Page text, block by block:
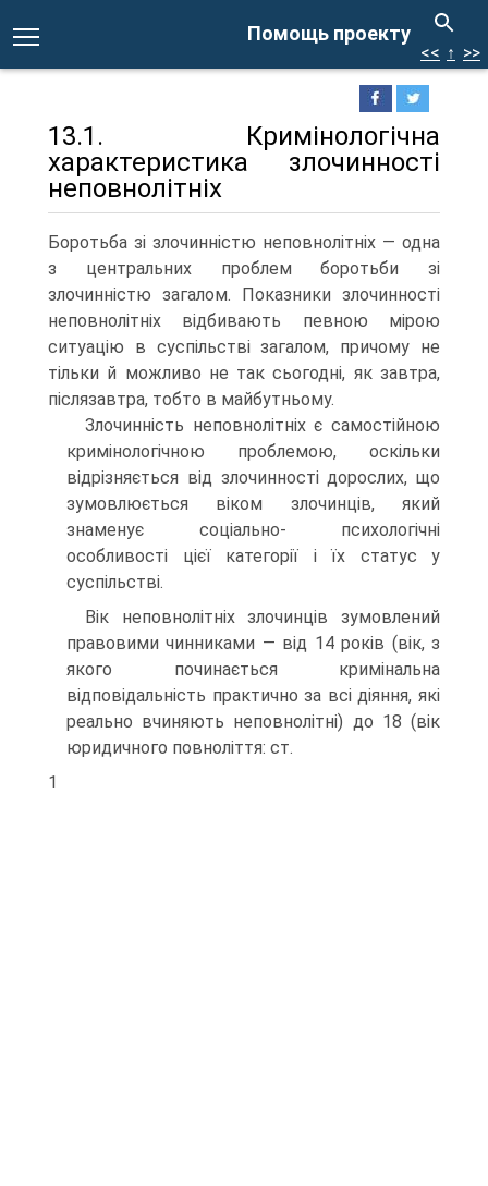
Помощь проекту
<< ↑ >>
13.1. Кримінологічна
характеристика злочинності
неповнолітніх
Боротьба зі злочинністю неповнолітніх — одна
з центральних проблем боротьби зі
злочинністю загалом. Показники злочинності
неповнолітніх відбивають певною мірою
ситуацію в суспільстві загалом, причому не
тільки й можливо не так сьогодні, як завтра,
післязавтра, тобто в майбутньому.
Злочинність неповнолітніх є самостійною
кримінологічною проблемою, оскільки
відрізняється від злочинності дорослих, що
зумовлюється віком злочинців, який
знаменує соціально- психологічні
особливості цієї категорії і їх статус у
суспільстві.
Вік неповнолітніх злочинців зумовлений
правовими чинниками — від 14 років (вік, з
якого починається кримінальна
відповідальність практично за всі діяння, які
реально вчиняють неповнолітні) до 18 (вік
юридичного повноліття: ст.
1